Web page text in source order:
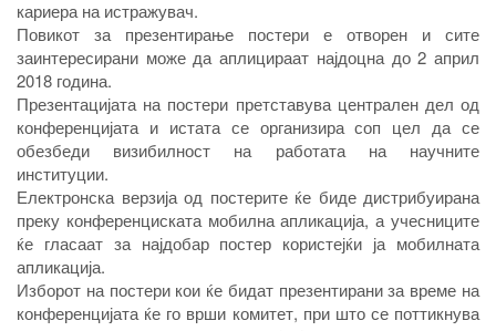
кариера на истражувач.
Повикот за презентирање постери е отворен и сите
заинтересирани може да аплицираат најдоцна до 2 април
2018 година.
Презентацијата на постери претставува централен дел од
конференцијата и истата се организира соп цел да се
обезбеди визибилност на работата на научните
институции.
Електронска верзија од постерите ќе биде дистрибуирана
преку конференциската мобилна апликација, а учесниците
ќе гласаат за најдобар постер користејќи ја мобилната
апликација.
Изборот на постери кои ќе бидат презентирани за време на
конференцијата ќе го врши комитет, при што се поттикнува